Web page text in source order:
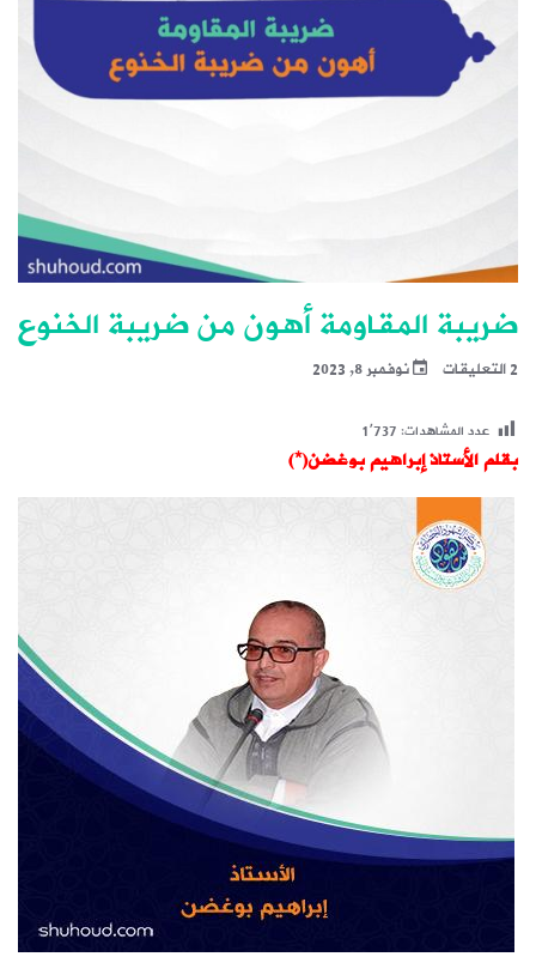
ضريبة المقاومة أهون من ضريبة الخنوع
2 التعليقات نوفمبر 8, 2023
عدد المشاهدات:1٬737
بقلم الأستاذ إبراهيم بوغضن(*)